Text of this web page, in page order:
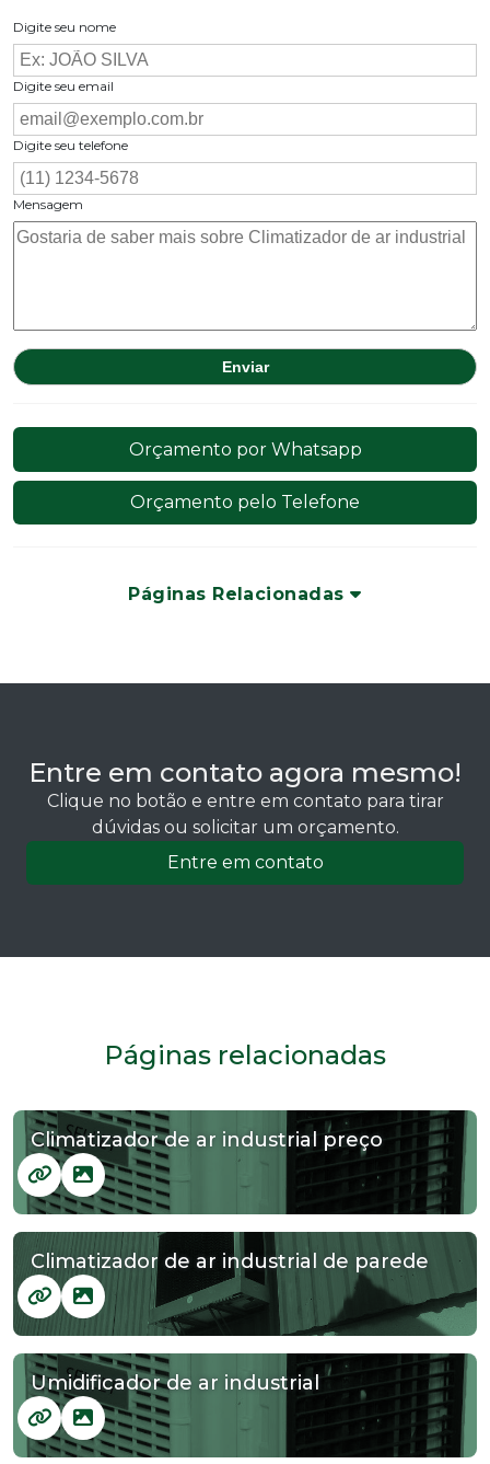
Digite seu nome
Digite seu email
Digite seu telefone
Mensagem
Orçamento por Whatsapp
Orçamento pelo Telefone
Páginas Relacionadas
Entre em contato agora mesmo!
Clique no botão e entre em contato para tirar
dúvidas ou solicitar um orçamento.
Entre em contato
Páginas relacionadas
Climatizador de ar industrial preço
Climatizador de ar industrial de parede
Umidificador de ar industrial